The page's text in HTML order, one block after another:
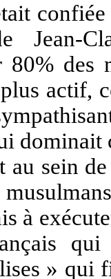
confiée
Jean-
80% des
actif,
dominait
sein de
» qui